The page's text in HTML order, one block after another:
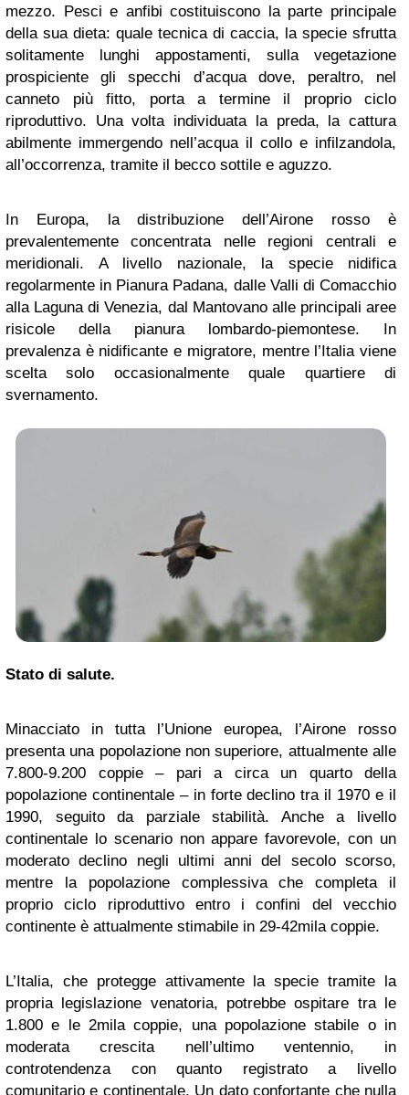
mezzo. Pesci e anfibi costituiscono la parte principale
della sua dieta: quale tecnica di caccia, la specie sfrutta
solitamente lunghi appostamenti, sulla vegetazione
prospiciente gli specchi d’acqua dove, peraltro, nel
canneto più fitto, porta a termine il proprio ciclo
riproduttivo. Una volta individuata la preda, la cattura
abilmente immergendo nell’acqua il collo e infilzandola,
all’occorrenza, tramite il becco sottile e aguzzo.
In Europa, la distribuzione dell’Airone rosso è
prevalentemente concentrata nelle regioni centrali e
meridionali. A livello nazionale, la specie nidifica
regolarmente in Pianura Padana, dalle Valli di Comacchio
alla Laguna di Venezia, dal Mantovano alle principali aree
risicole della pianura lombardo-piemontese. In
prevalenza è nidificante e migratore, mentre l’Italia viene
scelta solo occasionalmente quale quartiere di
svernamento.
Stato di salute.
Minacciato in tutta l’Unione europea, l’Airone rosso
presenta una popolazione non superiore, attualmente alle
7.800-9.200 coppie – pari a circa un quarto della
popolazione continentale – in forte declino tra il 1970 e il
1990, seguito da parziale stabilità. Anche a livello
continentale lo scenario non appare favorevole, con un
moderato declino negli ultimi anni del secolo scorso,
mentre la popolazione complessiva che completa il
proprio ciclo riproduttivo entro i confini del vecchio
continente è attualmente stimabile in 29-42mila coppie.
L’Italia, che protegge attivamente la specie tramite la
propria legislazione venatoria, potrebbe ospitare tra le
1.800 e le 2mila coppie, una popolazione stabile o in
moderata crescita nell’ultimo ventennio, in
controtendenza con quanto registrato a livello
comunitario e continentale. Un dato confortante che nulla